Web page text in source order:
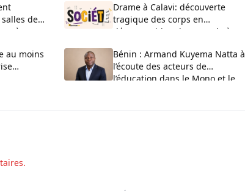
de
à
Drame à Calavi: découverte
tragique des corps en
décomposition d’un couple à
au moins
Bénin : Armand Kuyema Natta à
l’écoute des acteurs de
l’éducation dans le Mono et le